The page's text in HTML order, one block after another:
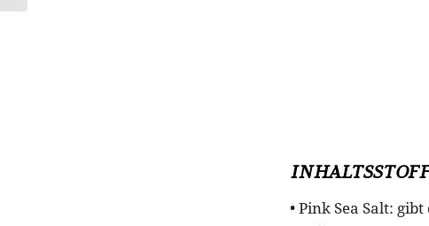
• Pink Sea Salt: